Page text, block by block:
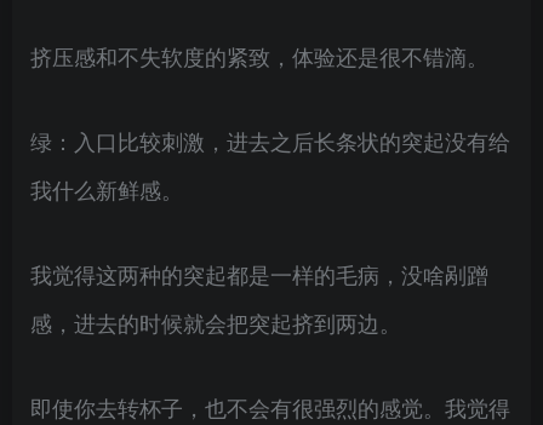
挤压感和不失软度的紧致，体验还是很不错滴。
绿：入口比较刺激，进去之后长条状的突起没有给
我什么新鲜感。
我觉得这两种的突起都是一样的毛病，没啥剐蹭
感，进去的时候就会把突起挤到两边。
即使你去转杯子，也不会有很强烈的感觉。我觉得